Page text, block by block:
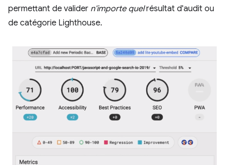
permettant de valider n'importe quelrésultat d'audit ou
de catégorie Lighthouse.